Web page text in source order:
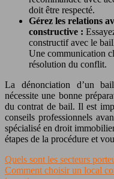
doit être respecté.
Gérez les relations
constructive :
constructif avec le
Une communication
résolution du conflit.
La dénonciation d’un
nécessite une bonne
du contrat de bail. Il est
conseils professionnels
spécialisé en droit
étapes de la procédure et
Quels sont les secteurs
Comment choisir un local